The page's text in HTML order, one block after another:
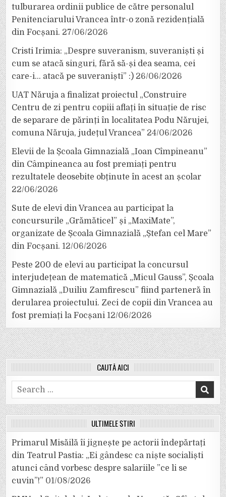
tulburarea ordinii publice de către personalul
Penitenciarului Vrancea într-o zonă rezidențială
din Focșani. 27/06/2026
Cristi Irimia: „Despre suveranism, suveraniști și
cum se atacă singuri, fără să-și dea seama, cei
care-i… atacă pe suveraniști” :) 26/06/2026
UAT Năruja a finalizat proiectul „Construire
Centru de zi pentru copiii aflați în situație de risc
de separare de părinți în localitatea Podu Nărujei,
comuna Năruja, județul Vrancea” 24/06/2026
Elevii de la Școala Gimnazială „Ioan Cîmpineanu”
din Câmpineanca au fost premiați pentru
rezultatele deosebite obținute în acest an școlar
22/06/2026
Sute de elevi din Vrancea au participat la
concursurile „Grămăticel” și „MaxiMate”,
organizate de Școala Gimnazială „Ștefan cel Mare”
din Focșani. 12/06/2026
Peste 200 de elevi au participat la concursul
interjudețean de matematică „Micul Gauss”, Școala
Gimnazială „Duiliu Zamfirescu” fiind parteneră în
derularea proiectului. Zeci de copii din Vrancea au
fost premiați la Focșani 12/06/2026
CAUTĂ AICI
Search
for:
ULTIMELE ȘTIRI
Primarul Misăilă îi jignește pe actorii îndepărtați
din Teatrul Pastia: „Ei gândesc ca niște socialiști
atunci când vorbesc despre salariile ”ce li se
cuvin”!” 01/08/2026